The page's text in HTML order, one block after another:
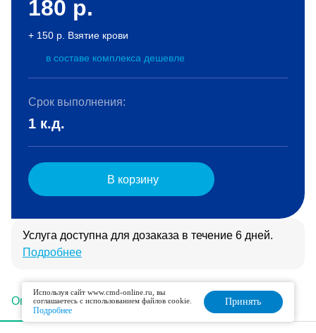
Описание Подготовка Интерпретация
180 р.
+ 150 р. Взятие крови
в составе комплекса дешевле
Срок выполнения:
1 к.д.
В корзину
Услуга доступна для дозаказа в течение 6 дней.
Подробнее
Используя сайт www.cmd-online.ru, вы
соглашаетесь с использованием файлов cookie.
Подробнее
Принять